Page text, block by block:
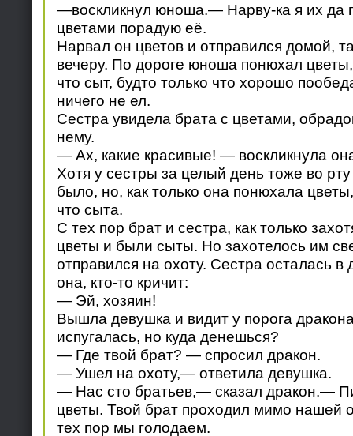
—воскликнул юноша.— Нарву-ка я их да
цветами порадую её.
Нарвал он цветов и отправился домой,
вечеру. По дороге юноша понюхал цветы,
что сыт, будто только что хорошо
ничего не ел.
Сестра увидела брата с цветами,
нему.
— Ах, какие красивые! — воскликнула
Хотя у сестры за целый день тоже во
было, но, как только она понюхала
что сыта.
С тех пор брат и сестра, как только
цветы и были сыты. Но захотелось им
отправился на охоту. Сестра осталась
она, кто-то кричит:
— Эй, хозяин!
Вышла девушка и видит у порога
испугалась, но куда денешься?
— Где твой брат? — спросил дракон.
— Ушел на охоту,— ответила девушка.
— Нас сто братьев,— сказал дракон.—
цветы. Твой брат проходил мимо нашей
тех пор мы голодаем.